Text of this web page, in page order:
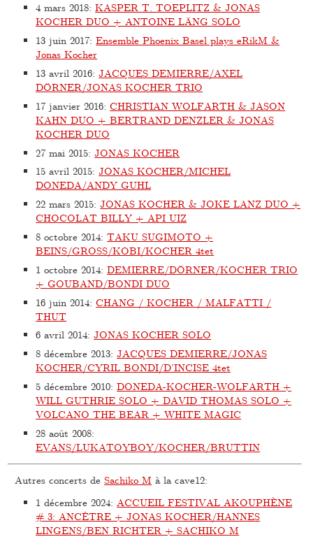
4 mars 2018:KASPER T. TOEPLITZ & JONAS
KOCHER DUO + ANTOINE LÄNG SOLO
13 juin 2017:Ensemble Phoenix Basel plays eRikM &
Jonas Kocher
13 avril 2016:JACQUES DEMIERRE/AXEL
DÖRNER/JONAS KOCHER TRIO
17 janvier 2016:CHRISTIAN WOLFARTH & JASON
KAHN DUO + BERTRAND DENZLER & JONAS
KOCHER DUO
27 mai 2015:JONAS KOCHER
15 avril 2015:JONAS KOCHER/MICHEL
DONEDA/ANDY GUHL
22 mars 2015:JONAS KOCHER & JOKE LANZ DUO +
CHOCOLAT BILLY + API UIZ
8 octobre 2014:TAKU SUGIMOTO +
BEINS/GROSS/KOBI/KOCHER 4tet
1 octobre 2014:DEMIERRE/DÖRNER/KOCHER TRIO
+ GOUBAND/BONDI DUO
16 juin 2014:CHANG / KOCHER / MALFATTI /
THUT
6 avril 2014:JONAS KOCHER SOLO
8 décembre 2013:JACQUES DEMIERRE/JONAS
KOCHER/CYRIL BONDI/D’INCISE 4tet
5 décembre 2010:DONEDA-KOCHER-WOLFARTH +
WILL GUTHRIE SOLO + DAVID THOMAS SOLO +
VOLCANO THE BEAR + WHITE MAGIC
28 août 2008:
EVANS/LUKATOYBOY/KOCHER/BRUTTIN
Autres concerts deSachiko M à la cave12:
1 décembre 2024: ACCUEIL FESTIVAL AKOUPHÈNE
# 3: ANCÊTRE + JONAS KOCHER/HANNES
LINGENS/BEN RICHTER + SACHIKO M